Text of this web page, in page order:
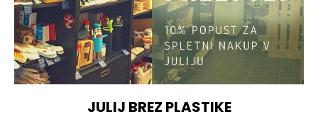
JULIJ BREZ PLASTIKE